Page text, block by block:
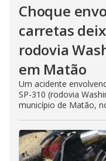
Choque
carretas
rodovia
em Matão
Um acidente
SP-310 (rodovia
município de Matão,